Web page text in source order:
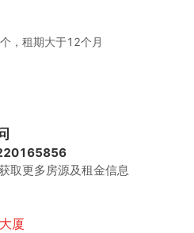
，租期大于12个月
取更多房源及租金信息
厦